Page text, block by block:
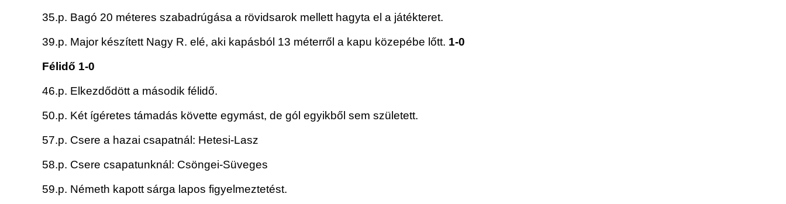
35.p. Bagó 20 méteres szabadrúgása a rövidsarok mellett hagyta el a játékteret.
39.p. Major készített Nagy R. elé, aki kapásból 13 méterről a kapu közepébe lőtt. 1-0
Félidő 1-0
46.p. Elkezdődött a második félidő.
50.p. Két ígéretes támadás követte egymást, de gól egyikből sem született.
57.p. Csere a hazai csapatnál: Hetesi-Lasz
58.p. Csere csapatunknál: Csöngei-Süveges
59.p. Németh kapott sárga lapos figyelmeztetést.